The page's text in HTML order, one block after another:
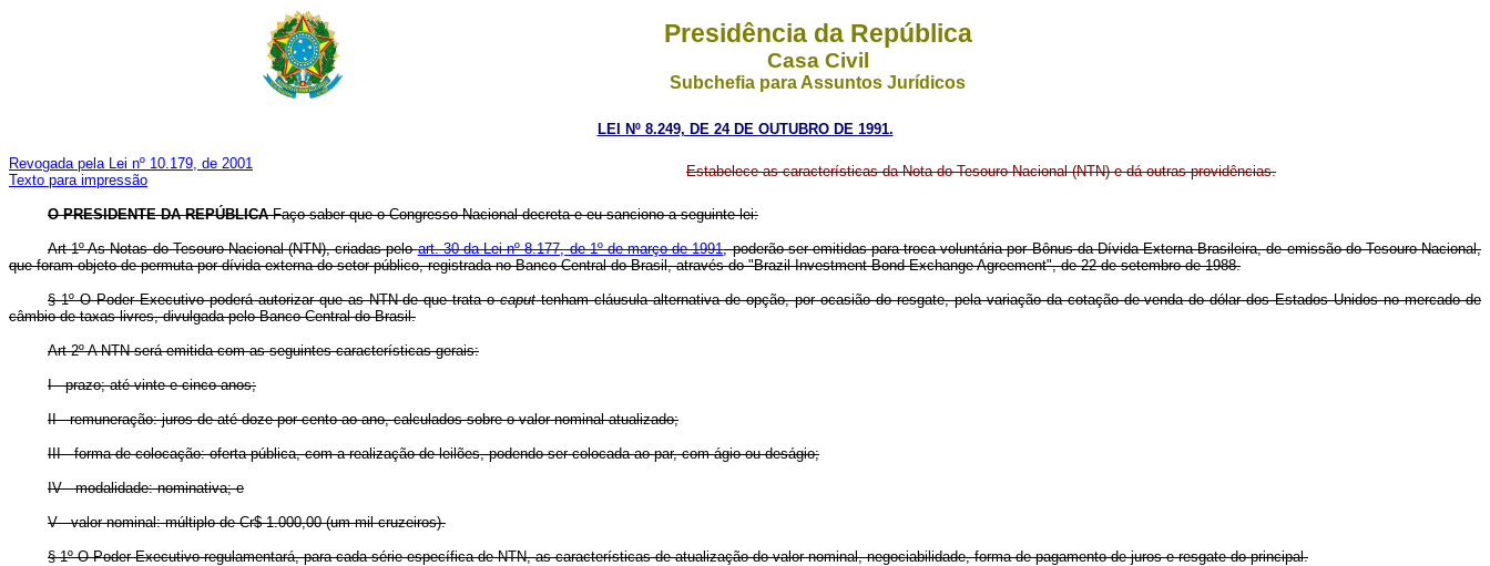
Presidência da República
Casa Civil
Subchefia para Assuntos Jurídicos
LEI Nº 8.249, DE 24 DE OUTUBRO DE 1991.
Revogada pela Lei nº 10.179, de 2001
Texto para impressão
Estabelece as características da Nota do Tesouro Nacional (NTN) e dá outras providências.
O PRESIDENTE DA REPÚBLICAFaço saber que o Congresso Nacional decreta e eu sanciono a seguinte lei:
Art 1º As Notas do Tesouro Nacional (NTN), criadas peloart. 30 da Lei nº 8.177, de 1º de março de 1991, poderão ser emitidas para troca voluntária por Bônus da Dívida Externa Brasileira, de emissão do Tesouro Nacional,
que foram objeto de permuta por dívida externa do setor público, registrada no Banco Central do Brasil, através do "Brazil Investment Bond Exchange Agreement", de 22 de setembro de 1988.
§ 1º O Poder Executivo poderá autorizar que as NTN de que trata ocaput tenham cláusula alternativa de opção, por ocasião do resgate, pela variação da cotação de venda do dólar dos Estados Unidos no mercado de
câmbio de taxas livres, divulgada pelo Banco Central do Brasil.
Art 2º A NTN será emitida com as seguintes características gerais:
I - prazo; até vinte e cinco anos;
II - remuneração: juros de até doze por cento ao ano, calculados sobre o valor nominal atualizado;
III - forma de colocação: oferta pública, com a realização de leilões, podendo ser colocada ao par, com ágio ou deságio;
IV - modalidade: nominativa; e
V - valor nominal: múltiplo de Cr$ 1.000,00 (um mil cruzeiros).
§ 1º O Poder Executivo regulamentará, para cada série específica de NTN, as características de atualização do valor nominal, negociabilidade, forma de pagamento de juros e resgate do principal.